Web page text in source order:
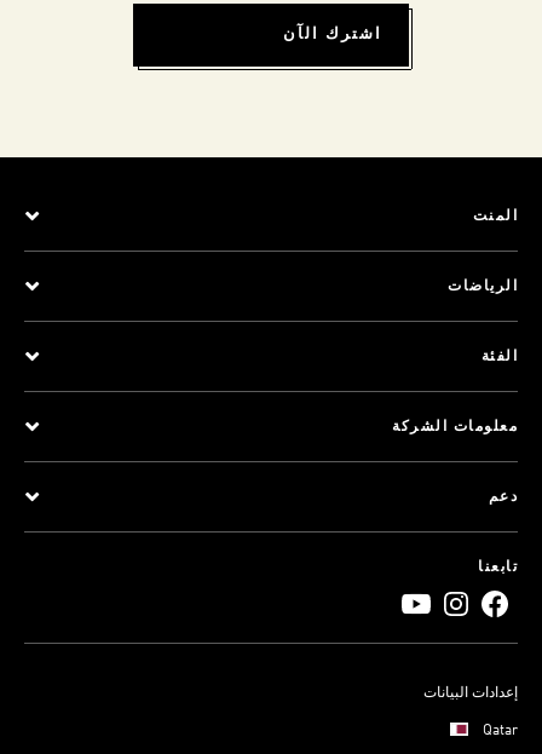
اشترك الآن
المنت
الرياضات
الفئة
معلومات الشركة
دعم
تابعنا
إعدادات البيانات
Qatar